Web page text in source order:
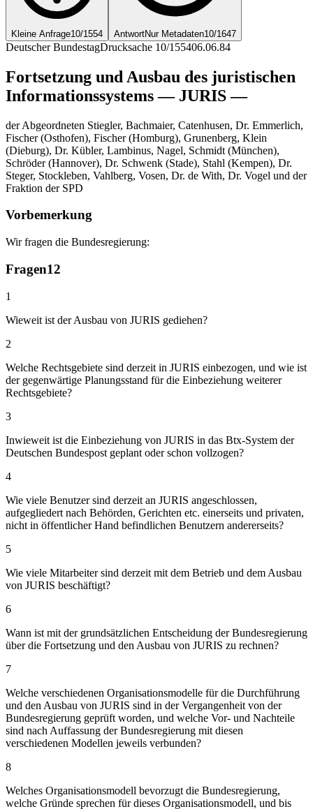
Kleine Anfrage10/1554 AntwortNur Metadaten10/1647
Deutscher BundestagDrucksache 10/155406.06.84
Fortsetzung und Ausbau des juristischen
Informationssystems — JURIS —
der Abgeordneten Stiegler, Bachmaier, Catenhusen, Dr. Emmerlich,
Fischer (Osthofen), Fischer (Homburg), Grunenberg, Klein
(Dieburg), Dr. Kübler, Lambinus, Nagel, Schmidt (München),
Schröder (Hannover), Dr. Schwenk (Stade), Stahl (Kempen), Dr.
Steger, Stockleben, Vahlberg, Vosen, Dr. de With, Dr. Vogel und der
Fraktion der SPD
Vorbemerkung
Wir fragen die Bundesregierung:
Fragen12
1
Wieweit ist der Ausbau von JURIS gediehen?
2
Welche Rechtsgebiete sind derzeit in JURIS einbezogen, und wie ist
der gegenwärtige Planungsstand für die Einbeziehung weiterer
Rechtsgebiete?
3
Inwieweit ist die Einbeziehung von JURIS in das Btx-System der
Deutschen Bundespost geplant oder schon vollzogen?
4
Wie viele Benutzer sind derzeit an JURIS angeschlossen,
aufgegliedert nach Behörden, Gerichten etc. einerseits und privaten,
nicht in öffentlicher Hand befindlichen Benutzern andererseits?
5
Wie viele Mitarbeiter sind derzeit mit dem Betrieb und dem Ausbau
von JURIS beschäftigt?
6
Wann ist mit der grundsätzlichen Entscheidung der Bundesregierung
über die Fortsetzung und den Ausbau von JURIS zu rechnen?
7
Welche verschiedenen Organisationsmodelle für die Durchführung
und den Ausbau von JURIS sind in der Vergangenheit von der
Bundesregierung geprüft worden, und welche Vor- und Nachteile
sind nach Auffassung der Bundesregierung mit diesen
verschiedenen Modellen jeweils verbunden?
8
Welches Organisationsmodell bevorzugt die Bundesregierung,
welche Gründe sprechen für dieses Organisationsmodell, und bis